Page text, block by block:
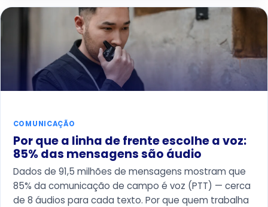
COMUNICAÇÃO
Por que a linha de frente escolhe a voz:
85% das mensagens são áudio
Dados de 91,5 milhões de mensagens mostram que
85% da comunicação de campo é voz (PTT) — cerca
de 8 áudios para cada texto. Por que quem trabalha